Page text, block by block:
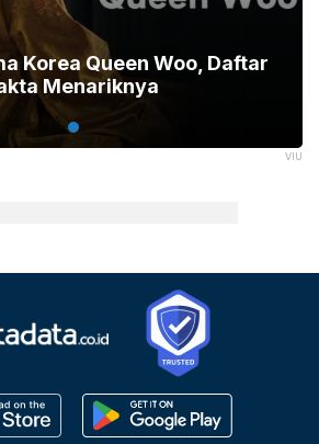
VIU
Korea Queen Woo, Daftar
Menariknya